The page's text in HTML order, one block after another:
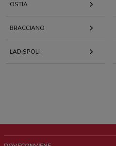
OSTIA
BRACCIANO
LADISPOLI